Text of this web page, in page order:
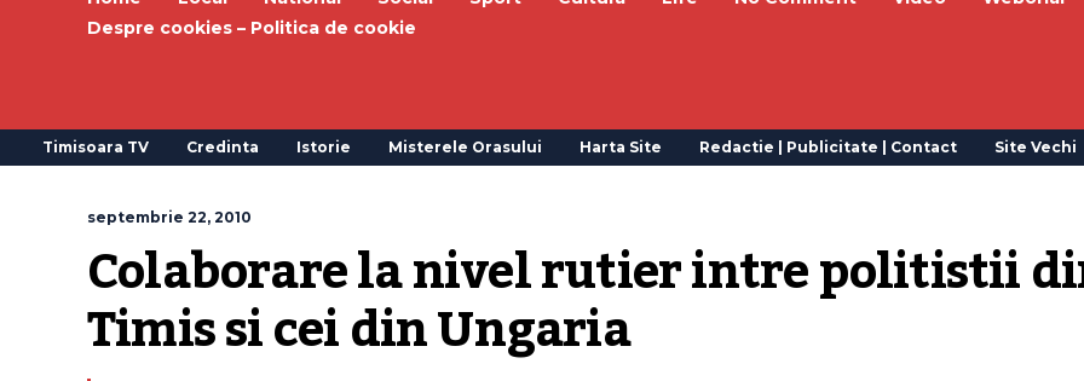
Despre cookies – Politica de cookie
Timisoara TV Credinta Istorie Misterele Orasului Harta Site Redactie | Publicitate | Contact Site Vechi
septembrie 22, 2010
Colaborare la nivel rutier intre politistii
Timis si cei din Ungaria